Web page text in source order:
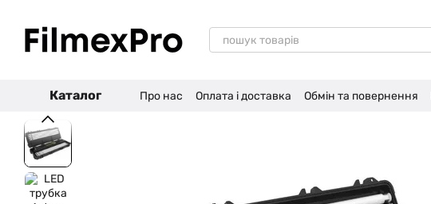
Каталог Про нас Оплата і доставка Обмін та повернення